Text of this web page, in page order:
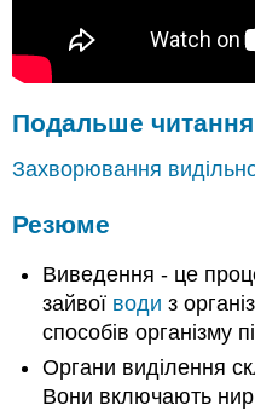
Подальше читання
Захворювання
Резюме
Виведення - це
зайвої води з
способів організму
Органи виділення
Вони включають